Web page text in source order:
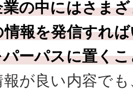
業の中にはさま
報を発信すれ
ーパスに置く
が良い内容で